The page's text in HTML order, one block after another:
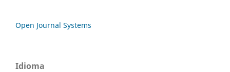
Open Journal Systems
Idioma